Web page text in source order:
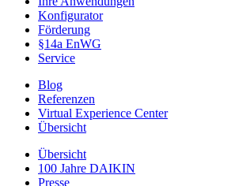
Konfigurator
Förderung
§14a EnWG
Service
Blog
Referenzen
Virtual Experience Center
Übersicht
Übersicht
100 Jahre DAIKIN
Presse